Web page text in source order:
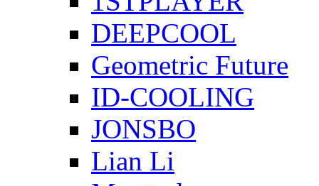
DEEPCOOL
Geometric Future
ID-COOLING
JONSBO
Lian Li